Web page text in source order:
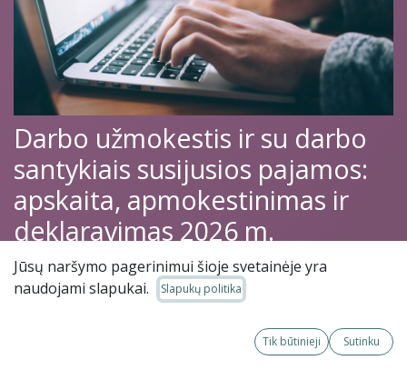
Darbo užmokestis ir su darbo
santykiais susijusios pajamos:
apskaita, apmokestinimas ir
deklaravimas 2026 m.
26-04-07
Nuotoliniai mokymai
Jūsų naršymo pagerinimui šioje svetainėje yra
naudojami slapukai.
Slapukų politika
Tik būtinieji Sutinku